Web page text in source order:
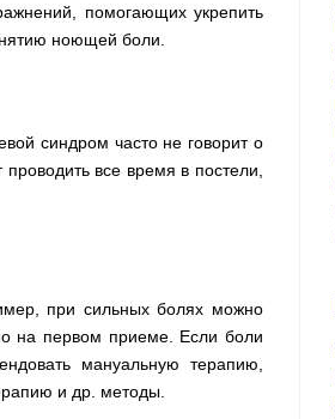
помогающих укрепить
ноющей боли.
синдром часто не говорит о
все время в постели,
при сильных болях можно
на первом приеме. Если боли
мануальную терапию,
и др. методы.